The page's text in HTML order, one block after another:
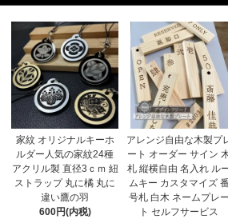
家紋 オリジナルキーホ
ルダー人気の家紋24種
アクリル製 直径3ｃｍ 紐
ストラップ 丸に橘 丸に
違い鷹の羽
600円(内税)
アレンジ自由な木製プ
ート オーダー サイン
札 縦横自由 名入れ ル
ムキー カスタマイズ 番
号札 白木 ネームプレー
ト セルフサービス